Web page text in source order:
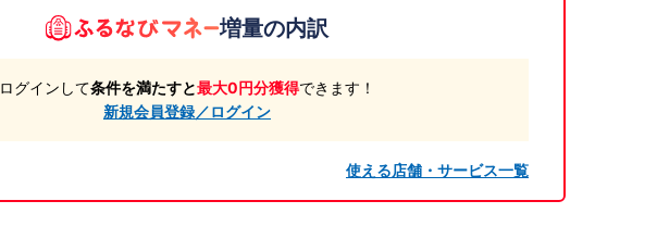
増量の内訳
ログインして条件を満たすと最大0円分獲得できます！
新規会員登録／ログイン
使える店舗・サービス一覧